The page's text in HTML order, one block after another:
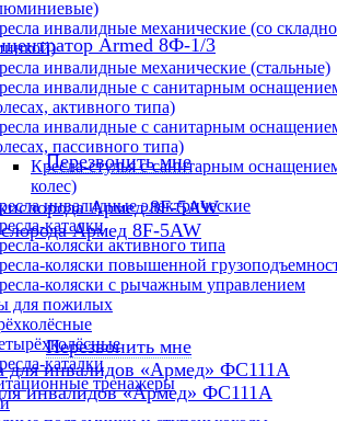
инвалидные механические (со
инвалидные механические (стальные)
инвалидные с санитарным
активного типа)
инвалидные с санитарным
пассивного типа)
Кресла-стулья с санитарным
колес)
инвалидные электрические
каталки
коляски активного типа
коляски повышенной
коляски с рычажным управлением
для пожилых
каталки
тренажеры
Armed 8Ф-1/3
Перезвонить мне
Армед 8F-5AW
Перезвонить мне
инвалидов «Армед» ФС111А